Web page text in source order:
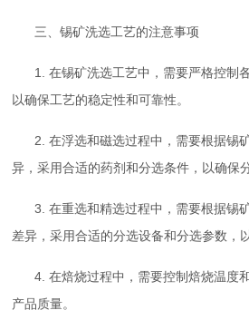
三、锡矿洗选工艺的注意事项
1. 在锡矿洗选工艺中，需要严格控制
以确保工艺的稳定性和可靠性。
2. 在浮选和磁选过程中，需要根据锡
异，采用合适的药剂和分选条件，以确保
3. 在重选和精选过程中，需要根据锡
差异，采用合适的分选设备和分选参数，
4. 在焙烧过程中，需要控制焙烧温度
产品质量。